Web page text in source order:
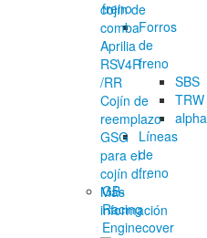
freno
Forros
de
freno
SBS
TRW
alpha
Líneas
de
freno
GB-
Racing
Enginecover
Cojín de
reemplazo
GSG
para el
cojín d...
Más
información